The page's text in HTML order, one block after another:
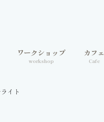
ワークショップ
workshop
カフェ
Cafe
イト